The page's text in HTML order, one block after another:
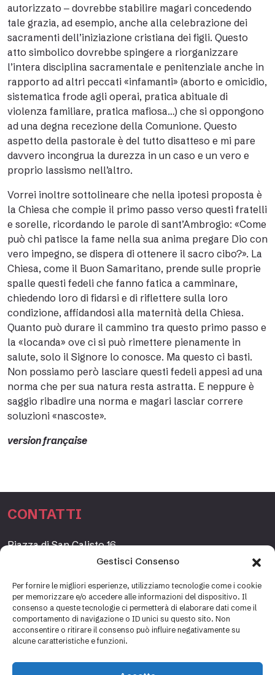
Gestisci Consenso
Per fornire le migliori esperienze, utilizziamo tecnologie come i cookie
per memorizzare e/o accedere alle informazioni del dispositivo. Il
consenso a queste tecnologie ci permetterà di elaborare dati come il
comportamento di navigazione o ID unici su questo sito. Non
acconsentire o ritirare il consenso può influire negativamente su
alcune caratteristiche e funzioni.
autorizzato ‒ dovrebbe stabilire magari concedendo
tale grazia, ad esempio, anche alla celebrazione dei
sacramenti dell’iniziazione cristiana dei figli. Questo
atto simbolico dovrebbe spingere a riorganizzare
l’intera disciplina sacramentale e penitenziale anche in
rapporto ad altri peccati «infamanti» (aborto e omicidio,
sistematica frode agli operai, pratica abituale di
violenza familiare, pratica mafiosa…) che si oppongono
ad una degna recezione della Comunione. Questo
aspetto della pastorale è del tutto disatteso e mi pare
davvero incongrua la durezza in un caso e un vero e
proprio lassismo nell’altro.
Vorrei inoltre sottolineare che nella ipotesi proposta è
la Chiesa che compie il primo passo verso questi fratelli
e sorelle, ricordando le parole di sant’Ambrogio: «Come
può chi patisce la fame nella sua anima pregare Dio con
vero impegno, se dispera di ottenere il sacro cibo?». La
Chiesa, come il Buon Samaritano, prende sulle proprie
spalle questi fedeli che fanno fatica a camminare,
chiedendo loro di fidarsi e di riflettere sulla loro
condizione, affidandosi alla maternità della Chiesa.
Quanto può durare il cammino tra questo primo passo e
la «locanda» ove ci si può rimettere pienamente in
salute, solo il Signore lo conosce. Ma questo ci basti.
Non possiamo però lasciare questi fedeli appesi ad una
norma che per sua natura resta astratta. E neppure è
saggio ribadire una norma e magari lasciar correre
soluzioni «nascoste».
version française
CONTATTI
Piazza di San Calisto 16,
www.fondazioneetagrande.org
SEGRETERIA
info@fondazioneetagrande.it